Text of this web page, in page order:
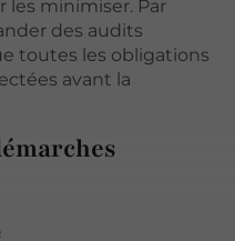
les minimiser. Par
des audits
toutes les obligations
avant la